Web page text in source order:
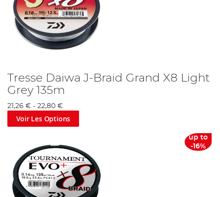
Tresse Daiwa J-Braid Grand X8 Light
Grey 135m
21,26 € - 22,80 €
Voir Les Options
up to
-16%